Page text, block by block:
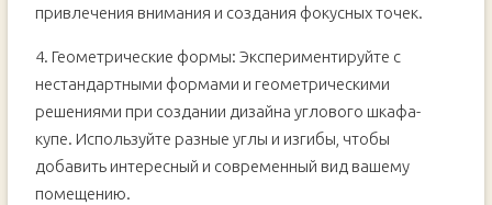
привлечения внимания и создания фокусных точек.
4. Геометрические формы: Экспериментируйте с
нестандартными формами и геометрическими
решениями при создании дизайна углового шкафа-
купе. Используйте разные углы и изгибы, чтобы
добавить интересный и современный вид вашему
помещению.